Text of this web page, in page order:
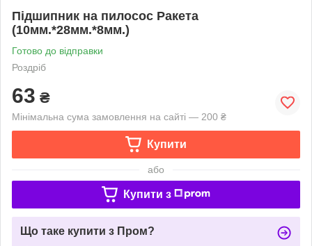
Підшипник на пилосос Ракета
(10мм.*28мм.*8мм.)
Готово до відправки
Роздріб
63 ₴
Мінімальна сума замовлення на сайті — 200 ₴
Купити
або
Купити з
Що таке купити з Пром?